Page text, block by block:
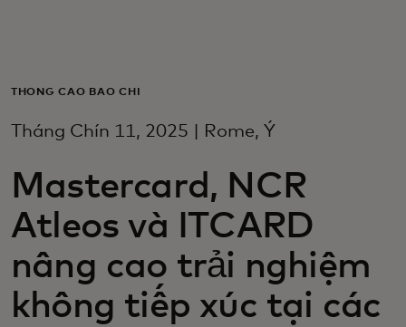
Dành cho doanh nghiệp
Dành cho nhà đổi mới
Tin tức và xu hướng
THÔNG CÁO BÁO CHÍ
Tháng Chín 11, 2025 | Rome, Ý
Mastercard, NCR
Atleos và ITCARD
nâng cao trải nghiệm
không tiếp xúc tại các